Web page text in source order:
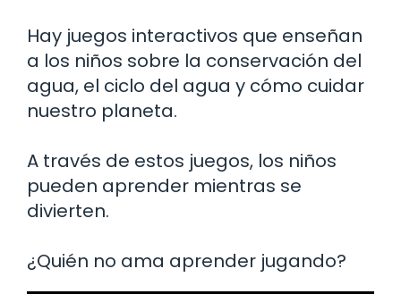
Hay juegos interactivos que enseñan
a los niños sobre la conservación del
agua, el ciclo del agua y cómo cuidar
nuestro planeta.
A través de estos juegos, los niños
pueden aprender mientras se
divierten.
¿Quién no ama aprender jugando?